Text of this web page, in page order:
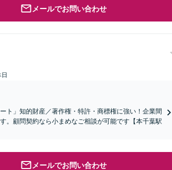
メールでお問い合わせ
ト」知的財産／著作権・特許・商標権に強い！企業間
。顧問契約なら小まめなご相談が可能です【本千葉駅
メールでお問い合わせ